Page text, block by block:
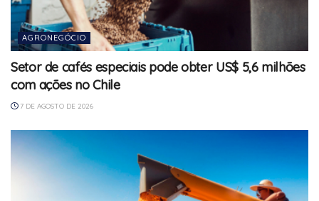
AGRONEGÓCIO
Setor de cafés especiais pode obter US$ 5,6 milhões
com ações no Chile
7 DE AGOSTO DE 2026